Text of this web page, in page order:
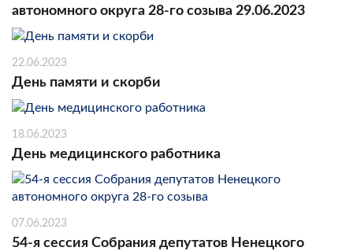
автономного округа 28-го созыва 29.06.2023
22.06.2023
День памяти и скорби
18.06.2023
День медицинского работника
07.06.2023
54-я сессия Собрания депутатов Ненецкого